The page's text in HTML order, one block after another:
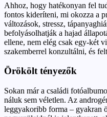
Ahhoz, hogy hatékonyan fel
fontos kideríteni, mi okozza a
változások, stressz,
befolyásolhatják a hajad
ellene, nem elég csak egy-két
szakemberrel konzultálni, és
Örökölt tényezők
Sokan már a családi
náluk sem véletlen. Az
leggyakoribb forma – gyakran